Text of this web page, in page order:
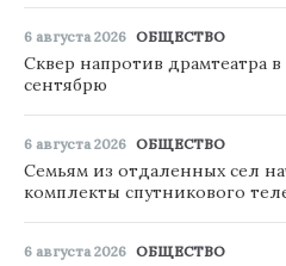
6 августа 2026 ОБЩЕСТВО
Сквер напротив драмтеатра
сентябрю
6 августа 2026 ОБЩЕСТВО
Семьям из отдаленных сел
комплекты спутникового
6 августа 2026 ОБЩЕСТВО